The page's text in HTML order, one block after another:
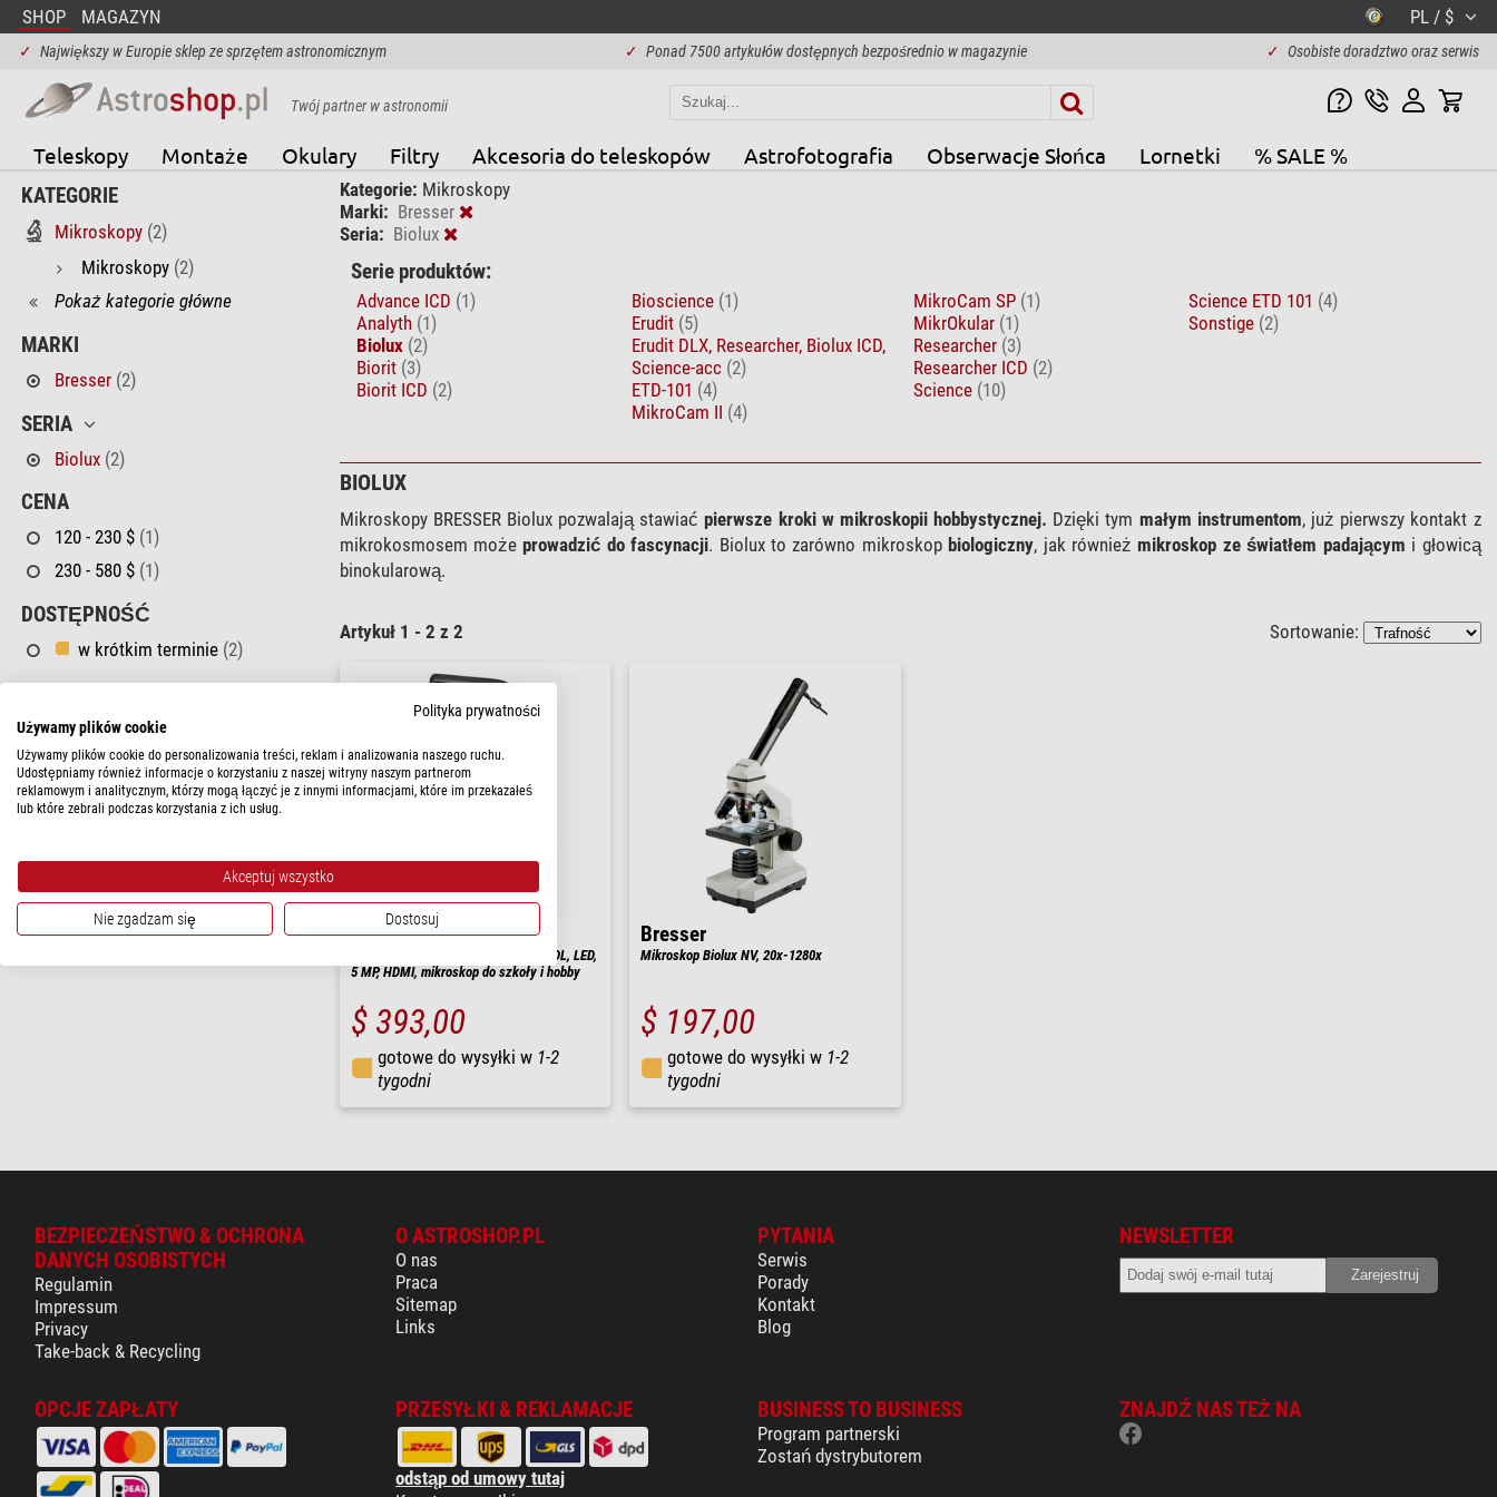
SHOP MAGAZYN PL / $
✓ Największy w Europie sklep ze sprzętem astronomicznym ✓ Ponad 7500 artykułów dostępnych bezpośrednio w magazynie ✓ Osobiste doradztwo oraz serwis
Twój partner w astronomii
Teleskopy Montaże Okulary Filtry Akcesoria do teleskopów Astrofotografia Obserwacje Słońca Lornetki % SALE %
KATEGORIE
Mikroskopy (2)
Mikroskopy (2)
Pokaż kategorie główne
MARKI
Bresser (2)
SERIA
Biolux (2)
CENA
120 - 230 $ (1)
230 - 580 $ (1)
DOSTĘPNOŚĆ
w krótkim terminie (2)
Kategorie: Mikroskopy
Marki: Bresser
Seria: Biolux
Serie produktów:
Advance ICD (1)
Analyth (1)
Biolux (2)
Biorit (3)
Biorit ICD (2)
Bioscience (1)
Erudit (5)
Erudit DLX, Researcher, Biolux ICD,
Science-acc (2)
ETD-101 (4)
MikroCam II (4)
MikroCam SP (1)
MikrOkular (1)
Researcher (3)
Researcher ICD (2)
Science (10)
Science ETD 101 (4)
Sonstige (2)
BIOLUX
Mikroskopy BRESSER Biolux pozwalają stawiaćpierwsze kroki w mikroskopii hobbystycznej. Dzięki tym małym instrumentom, już pierwszy kontakt z
mikrokosmosem możeprowadzić do fascynacji. Biolux to zarówno mikroskopbiologiczny, jak równieżmikroskop ze światłem padającym i głowicą
binokularową.
Artykuł 1 - 2 z 2 Sortowanie:
Bresser
Biolux Touch, ekran, 30x-1125x, AL/DL, LED,
5 MP, HDMI, mikroskop do szkoły i hobby
$ 393,00
gotowe do wysyłki w 1-2
tygodni
Bresser
Mikroskop Biolux NV, 20x-1280x
$ 197,00
gotowe do wysyłki w 1-2
tygodni
BEZPIECZEŃSTWO & OCHRONA
DANYCH OSOBISTYCH
Regulamin
Impressum
Privacy
Take-back & Recycling
O ASTROSHOP.PL
O nas
Praca
Sitemap
Links
PYTANIA
Serwis
Porady
Kontakt
Blog
NEWSLETTER
OPCJE ZAPŁATY PRZESYŁKI & REKLAMACJE
odstąp od umowy tutaj
BUSINESS TO BUSINESS
Program partnerski
Zostań dystrybutorem
ZNAJDŹ NAS TEŻ NA
Polityka prywatności
Używamy plików cookie
Używamy plików cookie do personalizowania treści, reklam i analizowania naszego ruchu.
Udostępniamy również informacje o korzystaniu z naszej witryny naszym partnerom
reklamowym i analitycznym, którzy mogą łączyć je z innymi informacjami, które im przekazałeś
lub które zebrali podczas korzystania z ich usług.
Akceptuj wszystko
Nie zgadzam się Dostosuj